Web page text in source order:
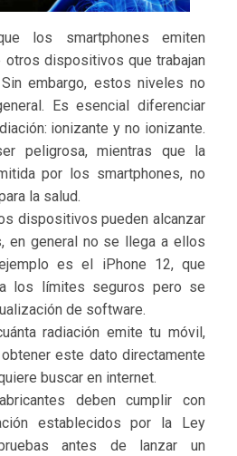
los smartphones emiten
otros dispositivos que trabajan
embargo, estos niveles no
Es esencial diferenciar
ionizante y no ionizante.
peligrosa, mientras que la
por los smartphones, no
la salud.
dispositivos pueden alcanzar
en general no se llega a ellos
es el iPhone 12, que
los límites seguros pero se
de software.
radiación emite tu móvil,
este dato directamente
buscar en internet.
deben cumplir con
establecidos por la Ley
antes de lanzar un